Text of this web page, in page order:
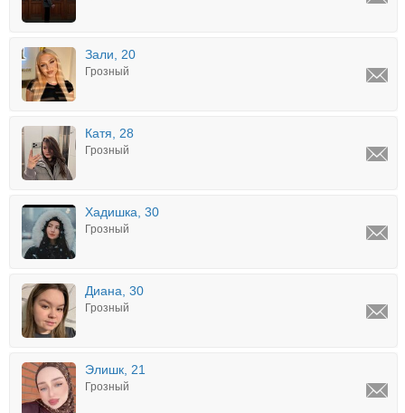
Зали, 20
Грозный
Катя, 28
Грозный
Хадишка, 30
Грозный
Диана, 30
Грозный
Элишк, 21
Грозный